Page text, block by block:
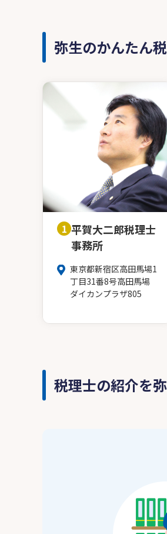
弥生のかんたん
1 平賀大二郎税理士
事務所
東京都新宿区高田馬場1
丁目31番8号高田馬場
ダイカンプラザ805
税理士の紹介を